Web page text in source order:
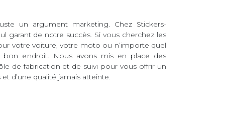
un argument marketing. Chez Stickers-
garant de notre succès. Si vous cherchez les
votre voiture, votre moto ou n’importe quel
bon endroit. Nous avons mis en place des
de fabrication et de suivi pour vous offrir un
d’une qualité jamais atteinte.